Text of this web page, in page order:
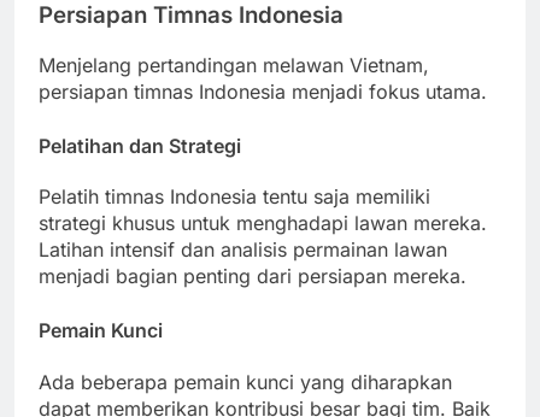
Persiapan Timnas Indonesia
Menjelang pertandingan melawan Vietnam,
persiapan timnas Indonesia menjadi fokus utama.
Pelatihan dan Strategi
Pelatih timnas Indonesia tentu saja memiliki
strategi khusus untuk menghadapi lawan mereka.
Latihan intensif dan analisis permainan lawan
menjadi bagian penting dari persiapan mereka.
Pemain Kunci
Ada beberapa pemain kunci yang diharapkan
dapat memberikan kontribusi besar bagi tim. Baik